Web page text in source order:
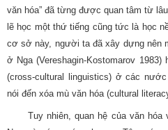
văn hóa” đã từng được quan tâm từ
lẽ học một thứ tiếng cũng tức là học
cơ sở này, người ta đã xây dựng nên
ở Nga (Vereshagin-Kostomarov
(cross-cultural linguistics) ở các
nói đến xóa mù văn hóa (cultural
Tuy nhiên, quan hệ của văn